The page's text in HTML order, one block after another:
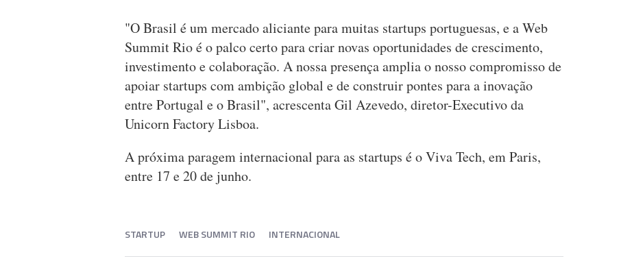
"O Brasil é um mercado aliciante para muitas startups portuguesas, e a Web
Summit Rio é o palco certo para criar novas oportunidades de crescimento,
investimento e colaboração. A nossa presença amplia o nosso compromisso de
apoiar startups com ambição global e de construir pontes para a inovação
entre Portugal e o Brasil", acrescenta Gil Azevedo, diretor-Executivo da
Unicorn Factory Lisboa.
A próxima paragem internacional para as startups é o Viva Tech, em Paris,
entre 17 e 20 de junho.
STARTUP WEB SUMMIT RIO INTERNACIONAL